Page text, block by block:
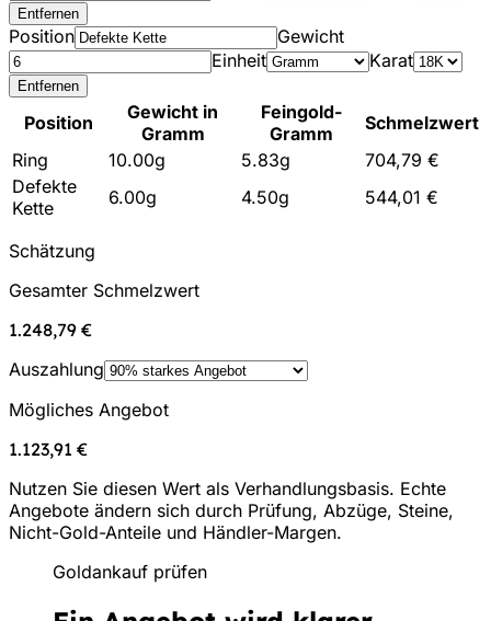
Entfernen
Position
Gewicht
Einheit
Karat
Entfernen
Position
Gewicht in
Gramm
Feingold-
Gramm
Schmelzwert
Ring
10.00g 5.83g
704,79 €
Defekte
Kette
6.00g 4.50g 544,01 €
Schätzung
Gesamter Schmelzwert
1.248,79 €
Auszahlung
Mögliches Angebot
1.123,91 €
Nutzen Sie diesen Wert als Verhandlungsbasis. Echte
Angebote ändern sich durch Prüfung, Abzüge, Steine,
Nicht-Gold-Anteile und Händler-Margen.
Goldankauf prüfen